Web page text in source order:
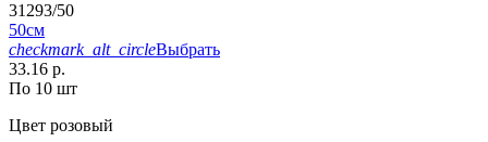
31293/50
50см
checkmark_alt_circleВыбрать
33.16 р.
По 10 шт
Цвет розовый